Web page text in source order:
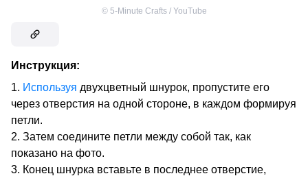
© 5-Minute Crafts / YouTube
Инструкция:
Используя двухцветный шнурок, пропустите его
через отверстия на одной стороне, в каждом формируя
петли.
Затем соедините петли между собой так, как
показано на фото.
Конец шнурка вставьте в последнее отверстие,